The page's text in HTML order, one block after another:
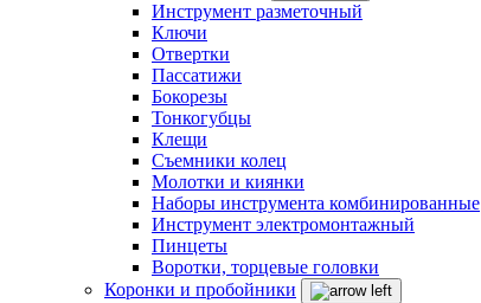
Инструмент разметочный
Ключи
Отвертки
Пассатижи
Бокорезы
Тонкогубцы
Клещи
Съемники колец
Молотки и киянки
Наборы инструмента комбинированные
Инструмент электромонтажный
Пинцеты
Воротки, торцевые головки
Коронки и пробойники